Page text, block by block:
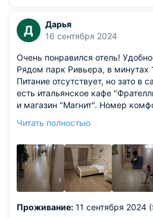
Д
Дарья
16 сентября 2024
Очень понравился отель!
Рядом парк Ривьера, в
Питание отсутствует, но зато в
есть итальянское кафе
и магазин "Магнит". Номер
диван, большой шкаф, стол,
полотенец. В коридоре —
всегда работает кондиционер.
всегда поможет, подскажет. И
такое качество очень хорошая!
остались очень довольны
Читать полностью
Проживание: 11 сентября 2024